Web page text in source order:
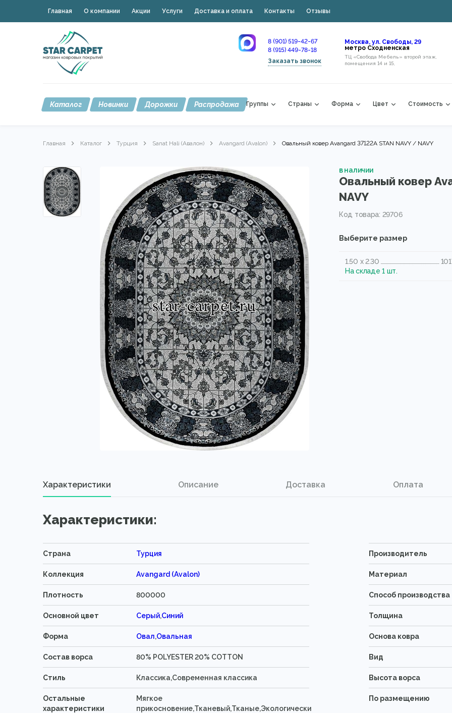
Главная О компании Акции Услуги Доставка и оплата Контакты Отзывы
8 (901) 519-42-67
8 (915) 449-78-18
Заказать звонок
Москва, ул. Свободы, 29
метро Сходненская
ТЦ «Свобода Мебель» второй этаж,
помещения 14 и 15,
Каталог Новинки Дорожки Распродажа Группы Страны Форма Цвет Стоимость
Главная Каталог Турция Sanat Hali (Авалон) Avangard (Avalon) Овальный ковер Avangard 37122A STAN NAVY / NAVY
в наличии
Овальный ковер
NAVY
Код товара: 29706
Выберите размер
1.50 x 2.30
На складе 1 шт.
Характеристики Описание Доставка Оплата
Характеристики:
Страна Турция Производитель
Коллекция Avangard (Avalon) Материал
Плотность 800000 Способ производства
Основной цвет Серый,Синий Толщина
Форма Овал,Овальная Основа ковра
Состав ворса 80% POLYESTER 20% COTTON Вид
Стиль Классика,Современная классика Высота ворса
Остальные
характеристики
Мягкое
прикосновение,Тканевый,Тканые,Экологически
По размещению